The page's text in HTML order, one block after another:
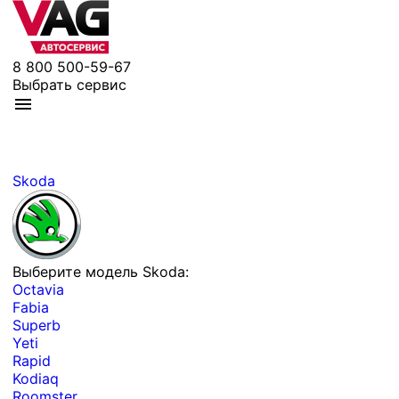
8 800 500-59-67
Выбрать сервис
Skoda
Выберите модель Skoda:
Octavia
Fabia
Superb
Yeti
Rapid
Kodiaq